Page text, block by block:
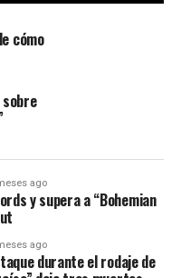
cómo
sobre
ago
y supera a “Bohemian
ago
durante el rodaje de